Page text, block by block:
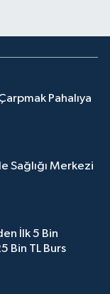
Pahalıya
Sağlığı Merkezi
İlk 5 Bin
Bin TL Burs